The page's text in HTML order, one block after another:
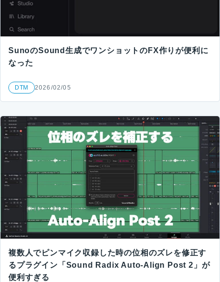
SunoのSound生成でワンショットのFX作りが便利に
なった
DTM 2026/02/05
複数人でピンマイク収録した時の位相のズレを修正す
るプラグイン「Sound Radix Auto-Align Post 2」が
便利すぎる